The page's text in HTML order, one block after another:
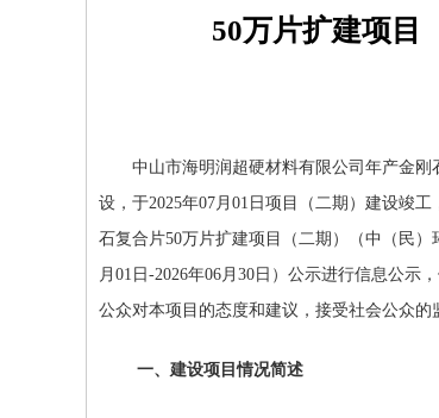
50万片扩建项目
中山市海明润超硬材料有限公司年产金刚
设，于2025年07月 01 日项目（二期）建设竣工
石复合片50万片扩建项目（二期）（中（民）
月 01 日 -2026年06月 30 日）公示进行信息公示
公众对本项目的态度和建议，接受社会公众的
一、建设项目情况简述